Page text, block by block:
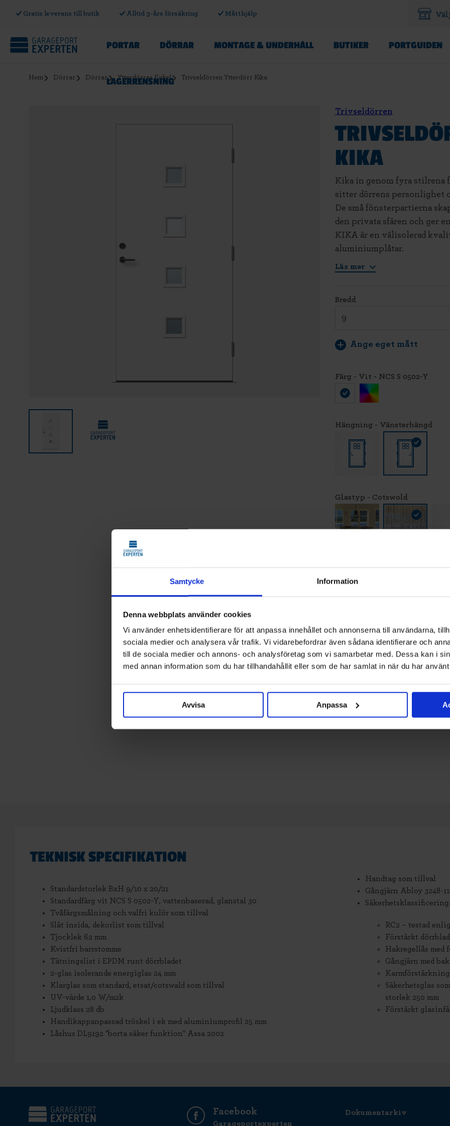
Samtycke Information
Denna webbplats använder cookies
Vi använder enhetsidentifierare för att anpassa innehållet och annonserna till användarna,
sociala medier och analysera vår trafik. Vi vidarebefordrar även sådana identifierare och
till de sociala medier och annons- och analysföretag som vi samarbetar med. Dessa kan i
med annan information som du har tillhandahållit eller som de har samlat in när du har
Avvisa Anpassa
Gratis leverans till butik Alltid 3-års försäkring Måtthjälp
PORTAR DÖRRAR MONTAGE & UNDERHÅLL BUTIKER PORTGUIDEN
LAGERRENSNING
Hem Dörrar Dörrar Ytterdörrar Enkel Trivseldörren Ytterdörr Kika
Trivseldörren
KIKA
Kika in genom fyra stilrena
sitter dörrens personlighet
De små fönsterpartierna
den privata sfären och ger
KIKA är en välisolerad
aluminiumplåtar.
Läs mer
Bredd
Ange eget mått
Färg - Vit - NCS S 0502-Y
Hängning - Vänsterhängd
Glastyp - Cotswold
Vi
TEKNISK SPECIFIKATION
Standardstorlek BxH 9/10 x 20/21
Standardfärg vit NCS S 0502-Y, vattenbaserad, glanstal 30
Tvåfärgsmålning och valfri kulör som tillval
Slät insida, dekorlist som tillval
Tjocklek 62 mm
Kvistfri barrstomme
Tätningslist i EPDM runt dörrbladet
2-glas isolerande energiglas 24 mm
Klarglas som standard, etsat/cotswald som tillval
UV-värde 1,0 W/m2k
Ljudklass 28 db
Handikappanpassad tröskel i ek med aluminiumprofil 25 mm
Låshus DL9192 "borta säker funktion" Assa 2002
Handtag som tillval
Gångjärn Abloy 3248-
Säkerhetsklassificering:
RC2 – testad
Förstärkt dörrblad
Hakregellås
Gångjärn med
Säkerhetsglas
storlek 250 mm
Förstärkt
Facebook
Garageportexperten
Dokumentarkiv